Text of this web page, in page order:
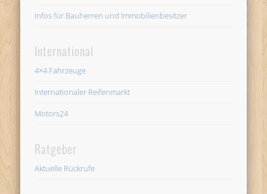
Infos für Bauherren und Immobilienbesitzer
International
4×4 Fahrzeuge
Internationaler Reifenmarkt
Motors24
Ratgeber
Aktuelle Rückrufe